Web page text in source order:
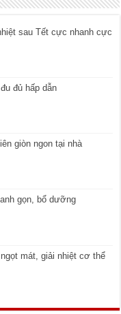
sau Tết cực nhanh cực
đủ hấp dẫn
giòn ngon tại nhà
gọn, bổ dưỡng
mát, giải nhiệt cơ thể